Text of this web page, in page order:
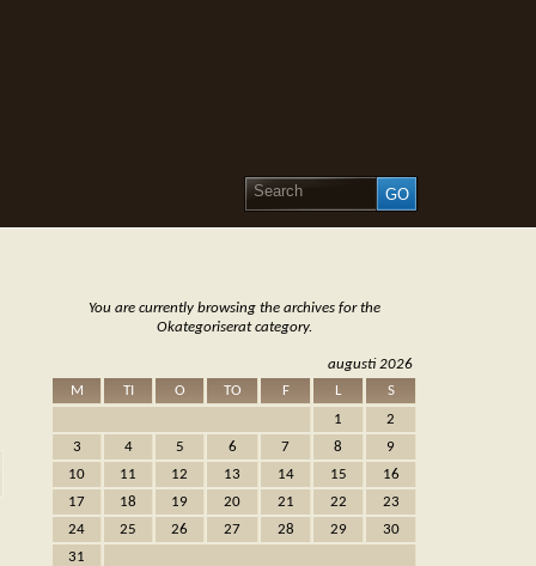
You are currently browsing the archives for the
Okategoriserat category.
augusti 2026
M
TI O TO F L S
1
2
3
4 5 6 7 8
9
10
11 12 13 14 15
16
17
18 19 20 21 22
23
24
25 26 27 28 29
30
31